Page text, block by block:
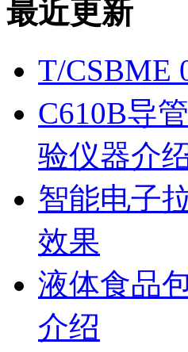
最近更新
T/CSBME
C610B导
验仪器介
智能电子
效果
液体食品
介绍